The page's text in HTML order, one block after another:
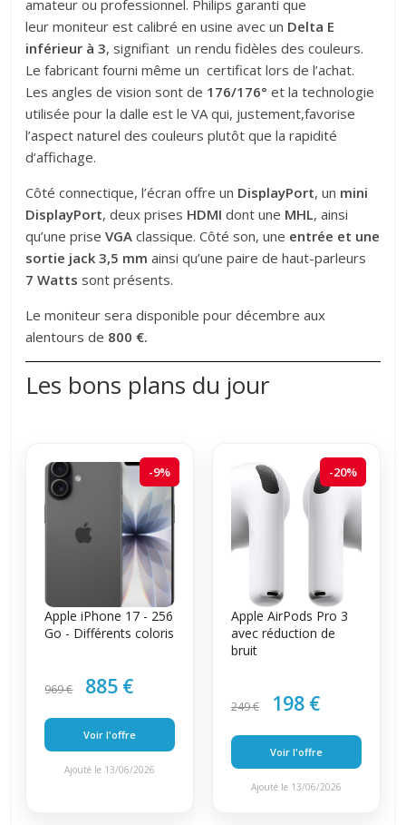
amateur ou professionnel. Philips garanti que
leur moniteur est calibré en usine avec un Delta E
inférieur à 3, signifiant un rendu fidèles des couleurs.
Le fabricant fourni même un certificat lors de l’achat.
Les angles de vision sont de 176/176° et la technologie
utilisée pour la dalle est le VA qui, justement,favorise
l’aspect naturel des couleurs plutôt que la rapidité
d’affichage.
Côté connectique, l’écran offre un DisplayPort, un mini
DisplayPort, deux prises HDMI dont une MHL, ainsi
qu’une priseVGA classique. Côté son, une entrée et une
sortie jack 3,5 mm ainsi qu’une paire de haut-parleurs
7 Watts sont présents.
Le moniteur sera disponible pour décembre aux
alentours de 800 €.
Les bons plans du jour
-9%
Apple iPhone 17 - 256
Go - Différents coloris
969 € 885 €
Voir l'offre
Ajouté le 13/06/2026
-20%
Apple AirPods Pro 3
avec réduction de
bruit
249 € 198 €
Voir l'offre
Ajouté le 13/06/2026